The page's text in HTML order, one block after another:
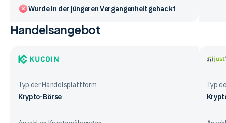
Wurde in der jüngeren Vergangenheit gehackt
Vergleichstabelle
den
Vorteile
Nachteile
der
Handelsangebot
Typ der Handelsplattform
Krypto-Börse
Typ